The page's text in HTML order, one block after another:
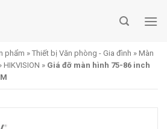
phẩm » Thiết bị Văn phòng - Gia đình » Màn
HIKVISION » Giá đỡ màn hình 75-86 inch